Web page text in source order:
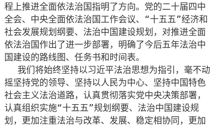
程上推进全面依法治国指明了方向。党的二十届四中
全会、中央全面依法治国工作会议、“十五五”经济和
社会发展规划纲要、法治中国建设规划，对推进全面
依法治国作出了进一步部署，明确了今后五年法治中
国建设的路线图、任务书和时间表。
我们将始终坚持以习近平法治思想为指引，毫不动
摇坚持党的领导、坚持以人民为中心、坚持中国特色
社会主义法治道路，认真贯彻落实党中央决策部署，
认真组织实施“十五五”规划纲要、法治中国建设规
划，更加注重法治与改革、发展、稳定相协同，更加